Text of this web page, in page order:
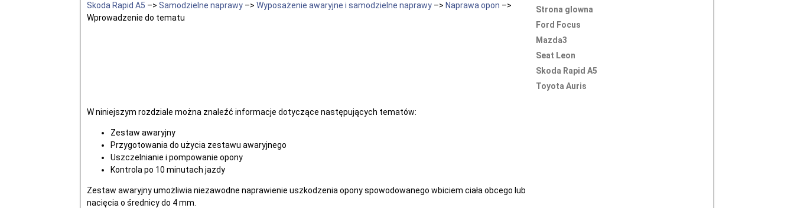
Skoda Rapid A5 –> Samodzielne naprawy –> Wyposażenie awaryjne i samodzielne naprawy –> Naprawa opon –>
Wprowadzenie do tematu
W niniejszym rozdziale można znaleźć informacje dotyczące następujących tematów:
Zestaw awaryjny
Przygotowania do użycia zestawu awaryjnego
Uszczelnianie i pompowanie opony
Kontrola po 10 minutach jazdy
Zestaw awaryjny umożliwia niezawodne naprawienie uszkodzenia opony spowodowanego wbiciem ciała obcego lub
nacięcia o średnicy do 4 mm.
Strona glowna
Ford Focus
Mazda3
Seat Leon
Skoda Rapid A5
Toyota Auris